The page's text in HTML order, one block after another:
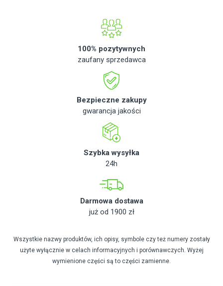
100% pozytywnych
zaufany sprzedawca
Bezpieczne zakupy
gwarancja jakości
Szybka wysyłka
24h
Darmowa dostawa
już od 1900 zł
Wszystkie nazwy produktów, ich opisy, symbole czy też numery zostały
użyte wyłącznie w celach informacyjnych i porównawczych. Wyżej
wymienione części są to części zamienne.